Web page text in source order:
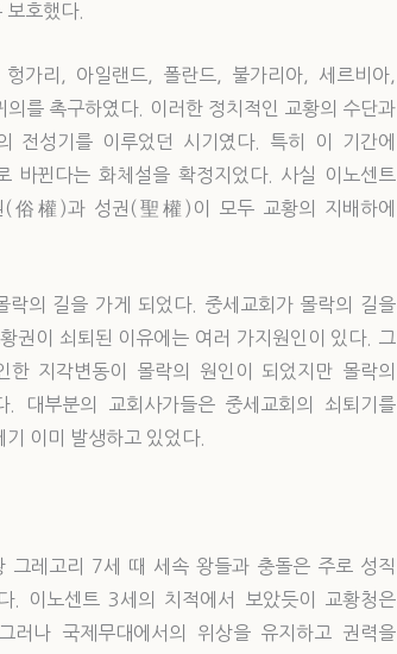
호했다.
가리, 아일랜드, 폴란드, 불가리아, 세르비아,
를 촉구하였다. 이러한 정치적인 교황의 수단과
전성기를 이루었던 시기였다. 특히 이 기간에
바뀐다는 화체설을 확정지었다. 사실 이노센트
(俗權)과 성권(聖權)이 모두 교황의 지배하에
의 길을 가게 되었다. 중세교회가 몰락의 길을
권이 쇠퇴된 이유에는 여러 가지원인이 있다. 그
지각변동이 몰락의 원인이 되었지만 몰락의
대부분의 교회사가들은 중세교회의 쇠퇴기를
이미 발생하고 있었다.
그레고리 7세 때 세속 왕들과 충돌은 주로 성직
노센트 3세의 치적에서 보았듯이 교황청은
러나 국제무대에서의 위상을 유지하고 권력을